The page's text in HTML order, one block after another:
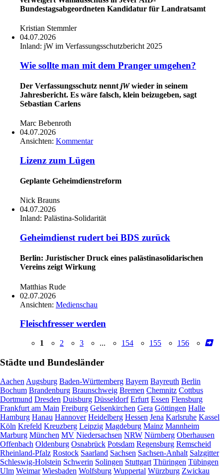
Bundestagsabgeordneten Kandidatur für Landratsamt
Kristian Stemmler
04.07.2026
Inland: jW im Verfassungsschutzbericht 2025
Wie sollte man mit dem Pranger umgehen?
Der Verfassungsschutz nennt jWwieder in seinem
Jahresbericht. Es wäre falsch, klein beizugeben, sagt
Sebastian Carlens
Marc Bebenroth
04.07.2026
Ansichten: Kommentar
Lizenz zum Lügen
Geplante Geheimdienstreform
Nick Brauns
04.07.2026
Inland: Palästina-Solidarität
Geheimdienst rudert bei BDS zurück
Berlin: Juristischer Druck eines palästinasolidarischen
Vereins zeigt Wirkung
Matthias Rude
02.07.2026
Ansichten: Medienschau
Fleischfresser werden
1 2 3 ... 154 155 156
Städte und Bundesländer
AachenAugsburg Baden-Württemberg Bayern Bayreuth Berlin
Bochum Brandenburg Braunschweig Bremen Chemnitz Cottbus
Dortmund Dresden Duisburg Düsseldorf Erfurt Essen Flensburg
Frankfurt am Main Freiburg Gelsenkirchen Gera Göttingen Halle
Hamburg Hanau Hannover Heidelberg Hessen Jena Karlsruhe Kassel
Köln Krefeld Kreuzberg Leipzig Magdeburg Mainz Mannheim
Marburg München MV Niedersachsen NRW Nürnberg Oberhausen
Offenbach Oldenburg Osnabrück Potsdam Regensburg Remscheid
Rheinland-Pfalz Rostock Saarland Sachsen Sachsen-Anhalt Salzgitter
Schleswig-Holstein Schwerin Solingen Stuttgart Thüringen Tübingen
Ulm Weimar Wiesbaden Wolfsburg Wuppertal Würzburg Zwickau